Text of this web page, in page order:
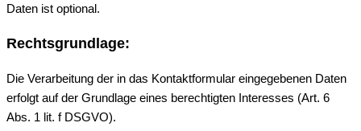
Daten ist optional.
Rechtsgrundlage:
Die Verarbeitung der in das Kontaktformular eingegebenen Daten
erfolgt auf der Grundlage eines berechtigten Interesses (Art. 6
Abs. 1 lit. f DSGVO).